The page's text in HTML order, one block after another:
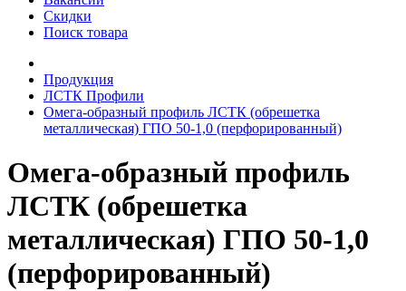
Скидки
Поиск товара
Продукция
ЛСТК Профили
Омега-образный профиль ЛСТК (обрешетка
металлическая) ГПО 50-1,0 (перфорированный)
Омега-образный профиль
ЛСТК (обрешетка
металлическая) ГПО 50-1,0
(перфорированный)